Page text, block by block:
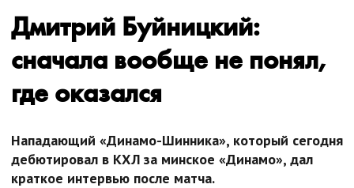
Дмитрий Буйницкий:
сначала вообще не понял,
где оказался
Нападающий «Динамо-Шинника», который сегодня
дебютировал в КХЛ за минское «Динамо», дал
краткое интервью после матча.